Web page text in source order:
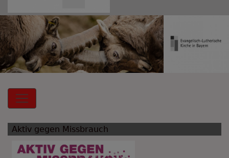
Hauptnavigation
Aktiv gegen Missbrauch